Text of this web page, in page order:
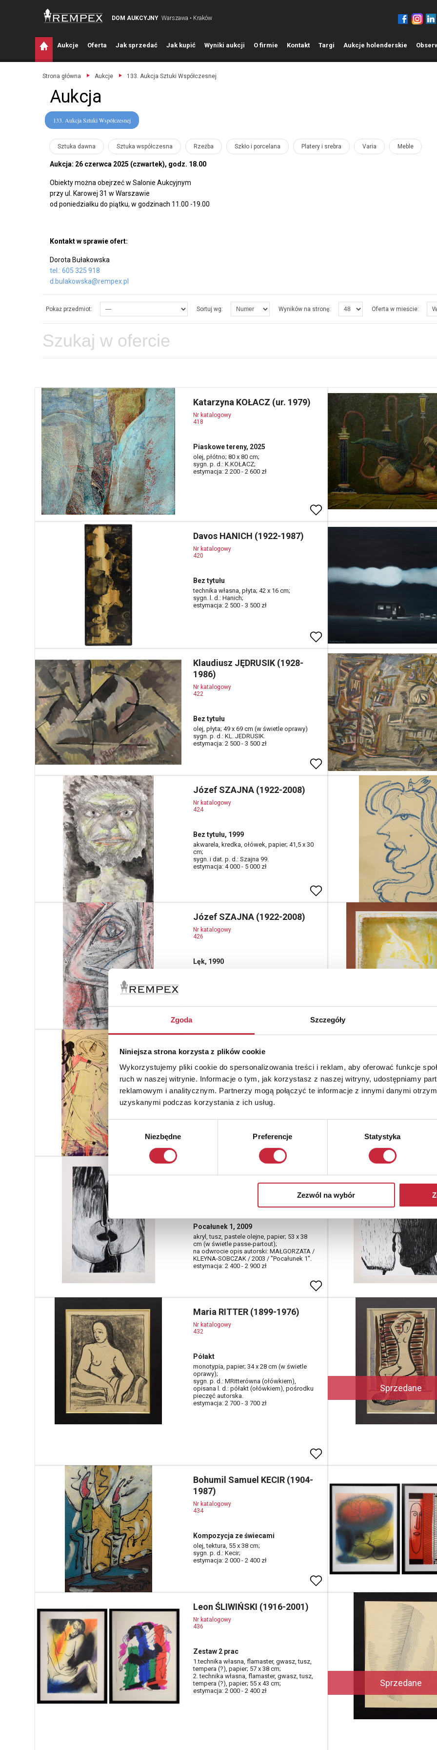
Zgoda Szczegóły
Niniejsza strona korzysta z plików cookie
Wykorzystujemy pliki cookie do spersonalizowania treści i reklam, aby oferować funkcje
ruch w naszej witrynie. Informacje o tym, jak korzystasz z naszej witryny, udostępniamy
reklamowym i analitycznym. Partnerzy mogą połączyć te informacje z innymi danymi
uzyskanymi podczas korzystania z ich usług.
Wybór
zgody
Niezbędne Preferencje Statystyka
Zezwól na wybór
DOM AUKCYJNY Warszawa • Kraków
Aukcje Oferta Jak sprzedać Jak kupić Wyniki aukcji O firmie Kontakt Targi Aukcje holenderskie O
Strona główna Aukcje 133. Aukcja Sztuki Współczesnej
Aukcja
133. Aukcja Sztuki Współczesnej
Sztuka dawna Sztuka współczesna Rzeźba Szkło i porcelana Platery i srebra Varia Meble
Aukcja: 26 czerwca 2025 (czwartek), godz. 18.00
Obiekty można obejrzeć w Salonie Aukcyjnym
przy ul. Karowej 31 w Warszawie
od poniedziałku do piątku, w godzinach 11.00 -19.00
Kontakt w sprawie ofert:
Dorota Bułakowska
tel.: 605 325 918
d.bulakowska@rempex.pl
Pokaż przedmiot: Sortuj wg: Wyników na stronę: Oferta w mieście:
Katarzyna KOŁACZ (ur. 1979)
Nr katalogowy
418
Piaskowe tereny, 2025
olej, płótno; 80 x 80 cm;
sygn. p. d.: K.KOŁACZ;
estymacja: 2 200 - 2 600 zł
Davos HANICH (1922-1987)
Nr katalogowy
420
Bez tytułu
technika własna, płyta; 42 x 16 cm;
sygn. l. d.: Hanich;
estymacja: 2 500 - 3 500 zł
Klaudiusz JĘDRUSIK (1928-
1986)
Nr katalogowy
422
Bez tytułu
olej, płyta; 49 x 69 cm (w świetle oprawy)
sygn. p. d.: KL. JEDRUSIK.
estymacja: 2 500 - 3 500 zł
Józef SZAJNA (1922-2008)
Nr katalogowy
424
Bez tytułu, 1999
akwarela, kredka, ołówek, papier; 41,5 x 30
cm;
sygn. i dat. p. d.: Szajna 99.
estymacja: 4 000 - 5 000 zł
Józef SZAJNA (1922-2008)
Nr katalogowy
426
Lęk, 1990
Nr katalogowy
Taniec, z cyklu MEKSYK
tusz, akwarela, papier, 28 x 21 cm; na
odwrocie napis: TADEUSZ KULISIEWICZ
estymacja: 3 000 - 4 000 zł
* - podlega opłacie DdS (patrz regulamin)
SOBCZAK (ur. 1965)
Pocałunek 1, 2009
akryl, tusz, pastele olejne, papier; 53 x 38
cm (w świetle passe-partout);
na odwrocie opis autorski: MAŁGORZATA /
KLEYNA-SOBCZAK / 2003 / "Pocałunek 1".
estymacja: 2 400 - 2 900 zł
Maria RITTER (1899-1976)
Nr katalogowy
432
Półakt
monotypia, papier; 34 x 28 cm (w świetle
oprawy);
sygn. p. d.: MRitterówna (ołówkiem),
opisana l. d.: półakt (ołówkiem), pośrodku
pieczęć autorska.
estymacja: 2 700 - 3 700 zł
Sprzedane
Bohumil Samuel KECIR (1904-
1987)
Nr katalogowy
434
Kompozycja ze świecami
olej, tektura, 55 x 38 cm;
sygn. p. d.: Kecir;
estymacja: 2 000 - 2 400 zł
Leon ŚLIWIŃSKI (1916-2001)
Nr katalogowy
436
Zestaw 2 prac
1.technika własna, flamaster, gwasz, tusz,
tempera (?), papier; 57 x 38 cm;
2. technika własna, flamaster, gwasz, tusz,
tempera (?), papier; 55 x 43 cm;
estymacja: 2 000 - 2 400 zł
Sprzedane